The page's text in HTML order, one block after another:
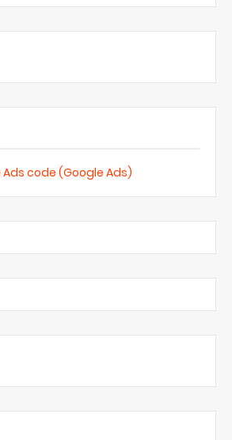
Ads code (Google Ads)